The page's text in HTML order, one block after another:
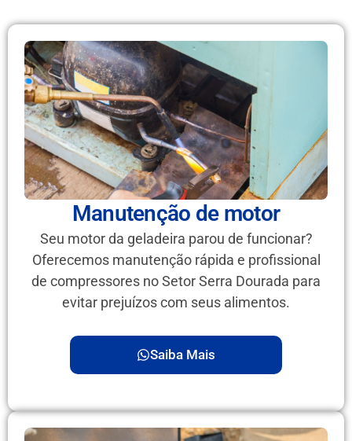
Manutenção de motor
Seu motor da geladeira parou de funcionar?
Oferecemos manutenção rápida e profissional
de compressores no Setor Serra Dourada para
evitar prejuízos com seus alimentos.
Saiba Mais